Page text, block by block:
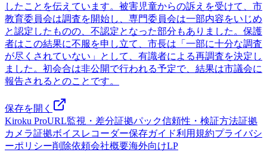
したことを伝えています。被害児童からの訴えを受けて、市
教育委員会は調査を開始し、専門委員会は一部内容をいじめ
と認定したものの、不認定となった部分もありました。保護
者はこの結果に不服を申し立て、市長は「一部に十分な調査
が尽くされていない」として、有識者による再調査を決定し
ました。初会合は非公開で行われる予定で、結果は市議会に
報告されるとのことです。
保存を開く
Kiroku ProURL監視・差分証拠パック信頼性・検証方法証拠
カメラ証拠ボイスレコーダー保存ガイド利用規約プライバシ
ーポリシー削除依頼会社概要海外向けLP